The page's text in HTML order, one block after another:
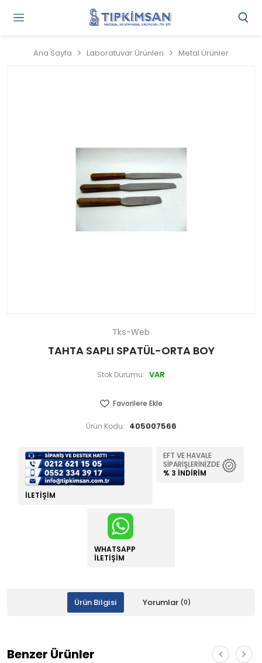
Ana Sayfa Laboratuvar Ürünleri Metal Ürünler
Tks-Web
TAHTA SAPLI SPATÜL-ORTA BOY
Stok Durumu: VAR
Favorilere Ekle
Ürün Kodu: 405007566
İLETIŞIM
EFT VE HAVALE
SIPARIŞLERINIZDE
% 3 İNDIRIM
WHATSAPP
İLETIŞIM
Ürün Bilgisi Yorumlar (0)
Benzer Ürünler